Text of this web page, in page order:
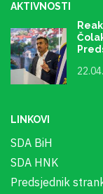
AKTIVNOSTI
LINKOVI
SDA BiH
SDA HNK
Predsjednik